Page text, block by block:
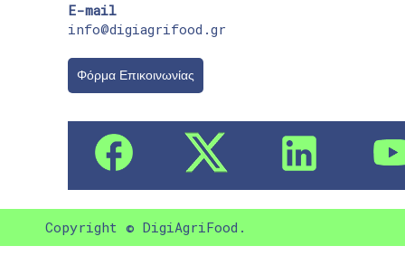
E-mail
info@digiagrifood.gr
Φόρμα Επικοινωνίας
Copyright © DigiAgriFood.